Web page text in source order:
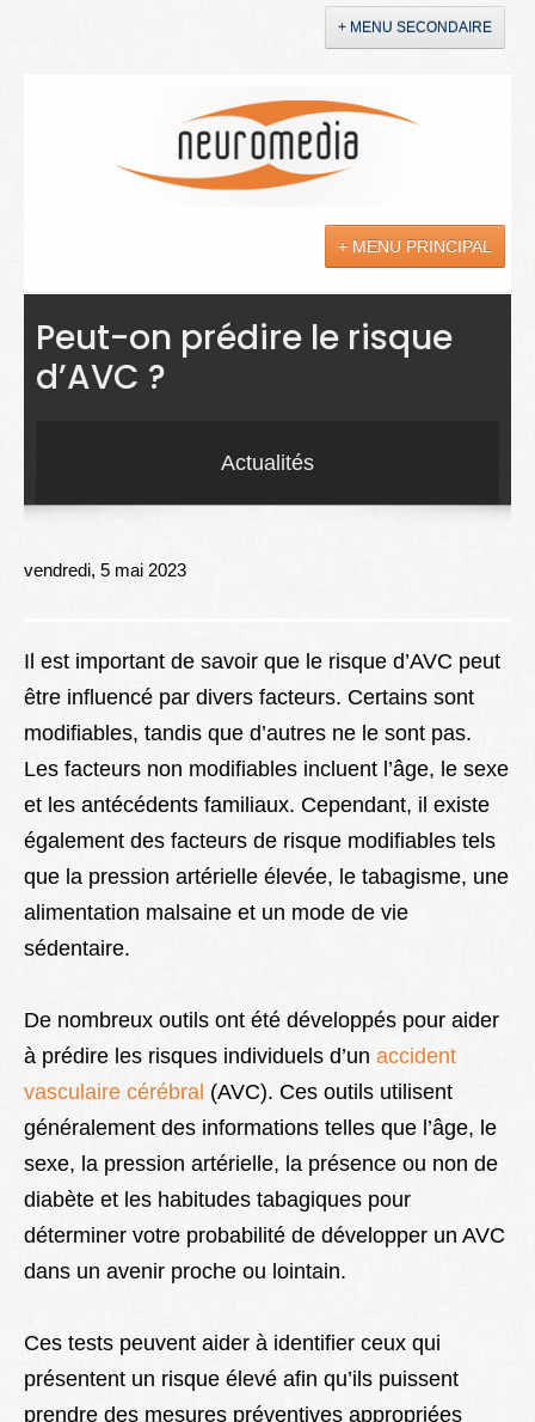
+ MENU SECONDAIRE
+ MENU PRINCIPAL
Actualités
Sciences
Droit
Lexique
Peut-on prédire le risque
d’AVC ?
Actualités
vendredi, 5 mai 2023
Il est important de savoir que le risque d’AVC peut
être influencé par divers facteurs. Certains sont
modifiables, tandis que d’autres ne le sont pas.
Les facteurs non modifiables incluent l’âge, le sexe
et les antécédents familiaux. Cependant, il existe
également des facteurs de risque modifiables tels
que la pression artérielle élevée, le tabagisme, une
alimentation malsaine et un mode de vie
sédentaire.
De nombreux outils ont été développés pour aider
à prédire les risques individuels d’un accident
vasculaire cérébral (AVC). Ces outils utilisent
généralement des informations telles que l’âge, le
sexe, la pression artérielle, la présence ou non de
diabète et les habitudes tabagiques pour
déterminer votre probabilité de développer un AVC
dans un avenir proche ou lointain.
Ces tests peuvent aider à identifier ceux qui
présentent un risque élevé afin qu’ils puissent
prendre des mesures préventives appropriées